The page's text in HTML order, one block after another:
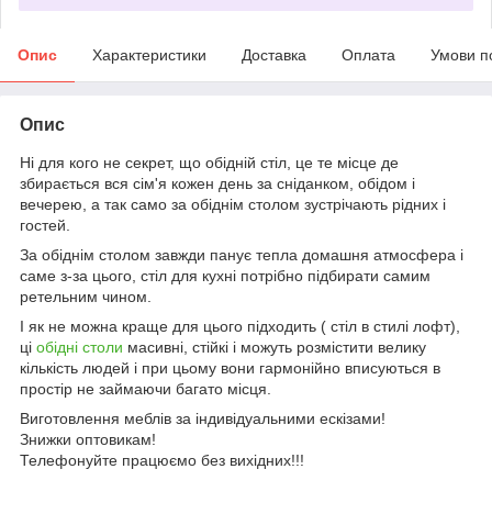
Опис Характеристики Доставка Оплата Умови
Опис
Ні для кого не секрет, що обідній стіл, це те місце де
збирається вся сім'я кожен день за сніданком, обідом і
вечерею, а так само за обіднім столом зустрічають рідних і
гостей.
За обіднім столом завжди панує тепла домашня атмосфера і
саме з-за цього, стіл для кухні потрібно підбирати самим
ретельним чином.
І як не можна краще для цього підходить ( стіл в стилі лофт),
ці обідні столи масивні, стійкі і можуть розмістити велику
кількість людей і при цьому вони гармонійно вписуються в
простір не займаючи багато місця.
Виготовлення меблів за індивідуальними ескізами!
Знижки оптовикам!
Телефонуйте працюємо без вихідних!!!